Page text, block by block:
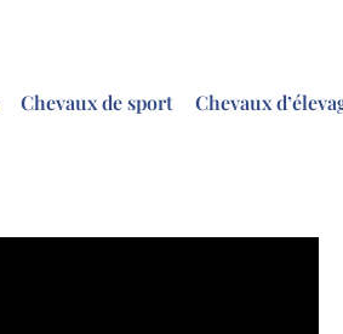
Chevaux de sport Chevaux